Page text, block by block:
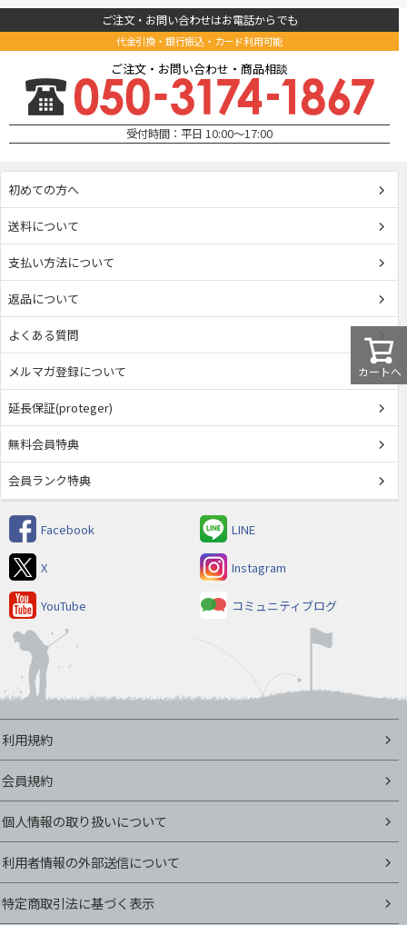
カートへ
ご注文・お問い合わせはお電話からでも
代金引換・銀行振込・カード利用可能
ご注文・お問い合わせ・商品相談
受付時間：平日 10:00～17:00
初めての方へ
送料について
支払い方法について
返品について
よくある質問
メルマガ登録について
延長保証(proteger)
無料会員特典
会員ランク特典
Facebook LINE
X Instagram
YouTube コミュニティブログ
利用規約
会員規約
個人情報の取り扱いについて
利用者情報の外部送信について
特定商取引法に基づく表示